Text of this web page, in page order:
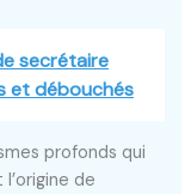
secrétaire
et débouchés
profonds qui
de